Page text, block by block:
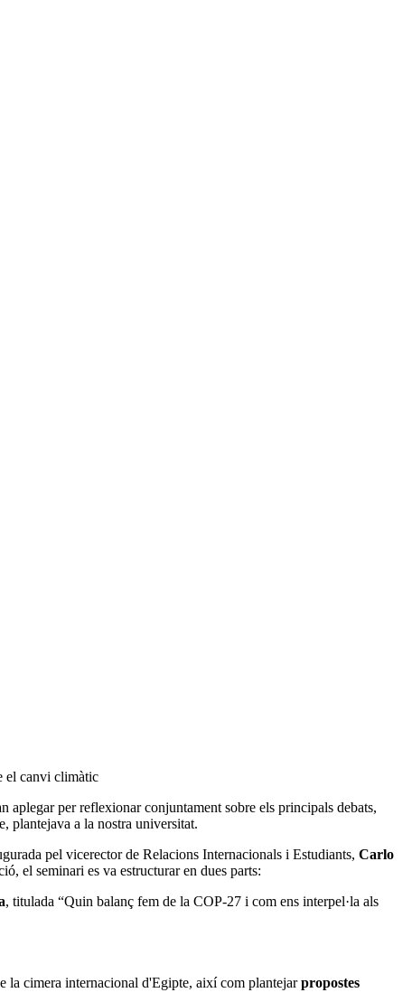
el canvi climàtic
aplegar per reflexionar conjuntament sobre els principals debats,
plantejava a la nostra universitat.
pel vicerector de Relacions Internacionals i Estudiants, Carlo
el seminari es va estructurar en dues parts:
, titulada “Quin balanç fem de la COP-27 i com ens interpel·la als
la cimera internacional d'Egipte, així com plantejarpropostes